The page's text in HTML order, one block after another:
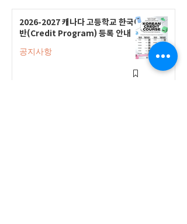
2026-2027 캐나다 고등학교 한국어
반(Credit Program) 등록 안내
공지사항